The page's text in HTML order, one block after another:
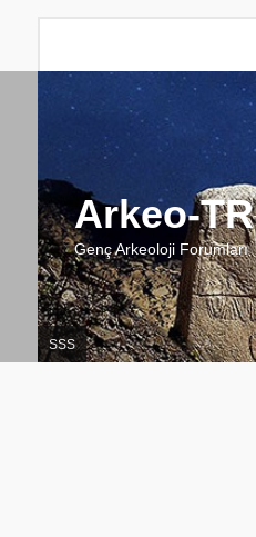
Arkeo-TR
Genç Arkeoloji Forumları
SSS